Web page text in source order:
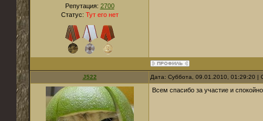
Репутация: 2700
Статус: Тут его нет
J522 Дата: Суббота, 09.01.2010, 01:29:20
Всем спасибо за участие и